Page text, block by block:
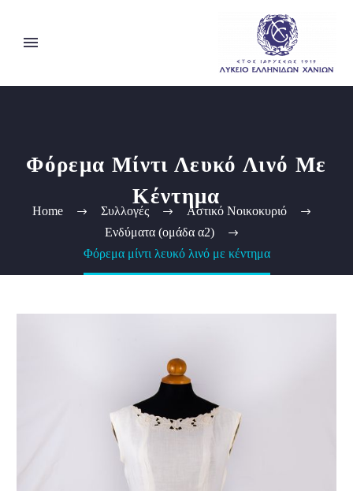
Φόρεμα Μίντι Λευκό Λινό Με
Κέντημα
Home Συλλογές
Αστικό Νοικοκυριό
Ενδύματα (ομάδα α2)
Φόρεμα μίντι λευκό λινό με κέντημα